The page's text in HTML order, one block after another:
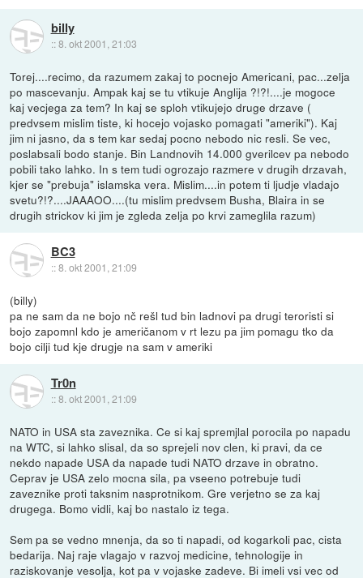
billy
::8. okt 2001, 21:03
Torej....recimo, da razumem zakaj to pocnejo Americani, pac...zelja
po mascevanju. Ampak kaj se tu vtikuje Anglija ?!?!....je mogoce
kaj vecjega za tem? In kaj se sploh vtikujejo druge drzave (
predvsem mislim tiste, ki hocejo vojasko pomagati "ameriki"). Kaj
jim ni jasno, da s tem kar sedaj pocno nebodo nic resli. Se vec,
poslabsali bodo stanje. Bin Landnovih 14.000 gverilcev pa nebodo
pobili tako lahko. In s tem tudi ogrozajo razmere v drugih drzavah,
kjer se "prebuja" islamska vera. Mislim....in potem ti ljudje vladajo
svetu?!?....JAAAOO....(tu mislim predvsem Busha, Blaira in se
drugih strickov ki jim je zgleda zelja po krvi zameglila razum)
BC3
::8. okt 2001, 21:09
(billy)
pa ne sam da ne bojo nč rešl tud bin ladnovi pa drugi teroristi si
bojo zapomnl kdo je američanom v rt lezu pa jim pomagu tko da
bojo cilji tud kje drugje na sam v ameriki
Tr0n
::8. okt 2001, 21:09
NATO in USA sta zaveznika. Ce si kaj spremjlal porocila po napadu
na WTC, si lahko slisal, da so sprejeli nov clen, ki pravi, da ce
nekdo napade USA da napade tudi NATO drzave in obratno.
Ceprav je USA zelo mocna sila, pa vseeno potrebuje tudi
zaveznike proti taksnim nasprotnikom. Gre verjetno se za kaj
drugega. Bomo vidli, kaj bo nastalo iz tega.
Sem pa se vedno mnenja, da so ti napadi, od kogarkoli pac, cista
bedarija. Naj raje vlagajo v razvoj medicine, tehnologije in
raziskovanje vesolja, kot pa v vojaske zadeve. Bi imeli vsi vec od